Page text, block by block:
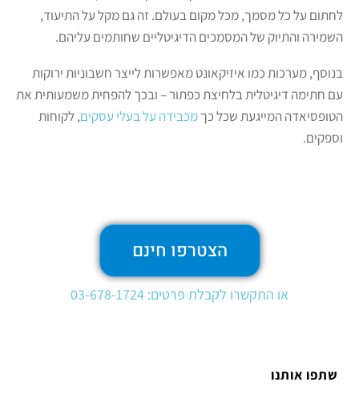
לחתום על כל מסמך, מכל מקום בעולם. זה גם מקל על התיעוד,
השמירה והתיוק של המסמכים הדיגיטליים שחותמים עליהם.
בנוסף, מערכות כמו איזיקאונט מאפשרות לייצר חשבוניות ירוקות
עם חתימה דיגיטלית בלחיצת כפתור – ובכך להפחית משמעותית את
הטופסיאדה המייגעת שכל כךמכבידה על בעלי עסקים, לקוחות
וספקים.
הצטרפו חינם
או התקשרו לקבלת פרטים: 03-678-1724
שתפו אותנו